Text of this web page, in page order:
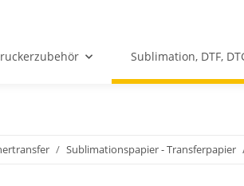
Sublimation, DTF,
Sublimationspapier - Transferpapier